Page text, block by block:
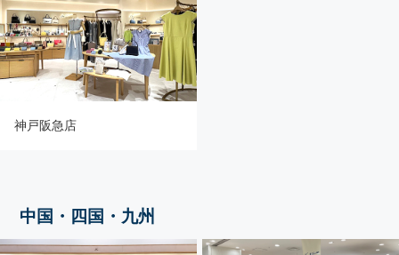
神戸阪急店
中国・四国・九州